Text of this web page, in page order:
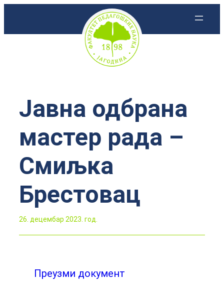
Јавна одбрана
мастер рада –
Смиљка
Брестовац
26. децембар 2023. год.
Преузми документ